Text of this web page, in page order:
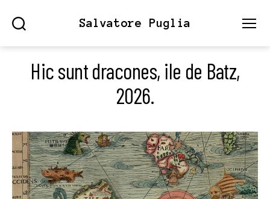
Salvatore Puglia
Hic sunt dracones, ile de Batz,
2026.